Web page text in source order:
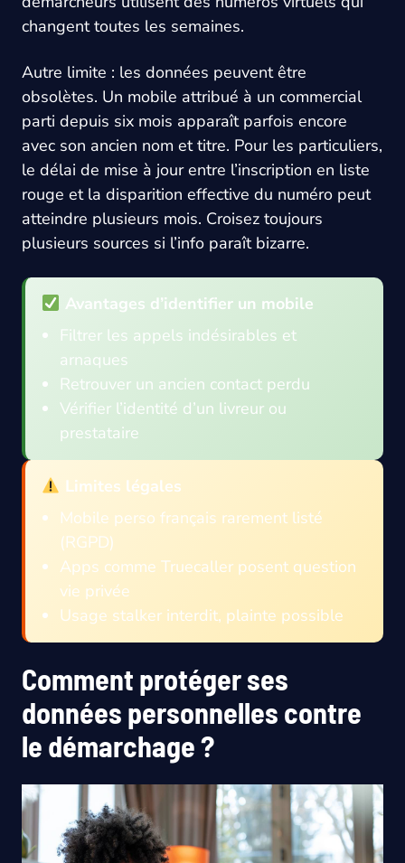
changent toutes les semaines.
Autre limite : les données peuvent être
obsolètes. Un mobile attribué à un commercial
parti depuis six mois apparaît parfois encore
avec son ancien nom et titre. Pour les particuliers,
le délai de mise à jour entre l’inscription en liste
rouge et la disparition effective du numéro peut
atteindre plusieurs mois. Croisez toujours
plusieurs sources si l’info paraît bizarre.
Avantages d’identifier un mobile
Filtrer les appels indésirables et
arnaques
Retrouver un ancien contact perdu
Vérifier l’identité d’un livreur ou
prestataire
Limites légales
Mobile perso français rarement listé
(RGPD)
Apps comme Truecaller posent question
vie privée
Usage stalker interdit, plainte possible
Comment protéger ses
données personnelles contre
le démarchage ?